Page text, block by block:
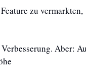
zu vermarkten,
Aber: